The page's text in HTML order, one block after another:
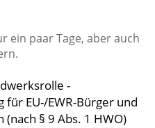
ein paar Tage, aber auch
-
EU-/EWR-Bürger und
(nach § 9 Abs. 1 HWO)